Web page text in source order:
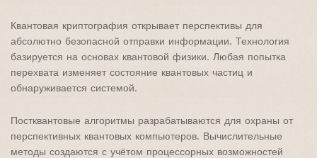
Квантовая криптография открывает перспективы для
абсолютно безопасной отправки информации. Технология
базируется на основах квантовой физики. Любая попытка
перехвата изменяет состояние квантовых частиц и
обнаруживается системой.
Постквантовые алгоритмы разрабатываются для охраны от
перспективных квантовых компьютеров. Вычислительные
методы создаются с учётом процессорных возможностей